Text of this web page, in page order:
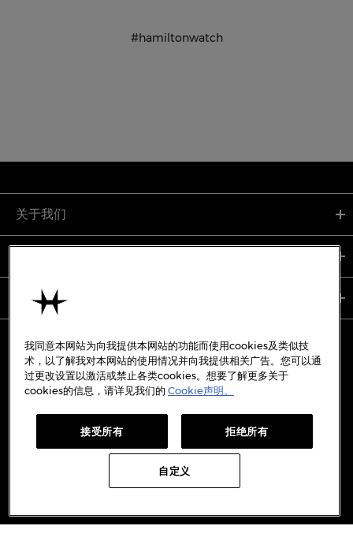
#hamiltonwatch
关于我们
使用条款
备案号:沪ICP备19045273号-7
WECHAT
WEIBO
我同意本网站为向我提供本网站的功能而使用cookies及类似技
术，以了解我对本网站的使用情况并向我提供相关广告。您可以通
过更改设置以激活或禁止各类cookies。想要了解更多关于
cookies的信息，请详见我们的 Cookie声明。
接受所有 拒绝所有
自定义